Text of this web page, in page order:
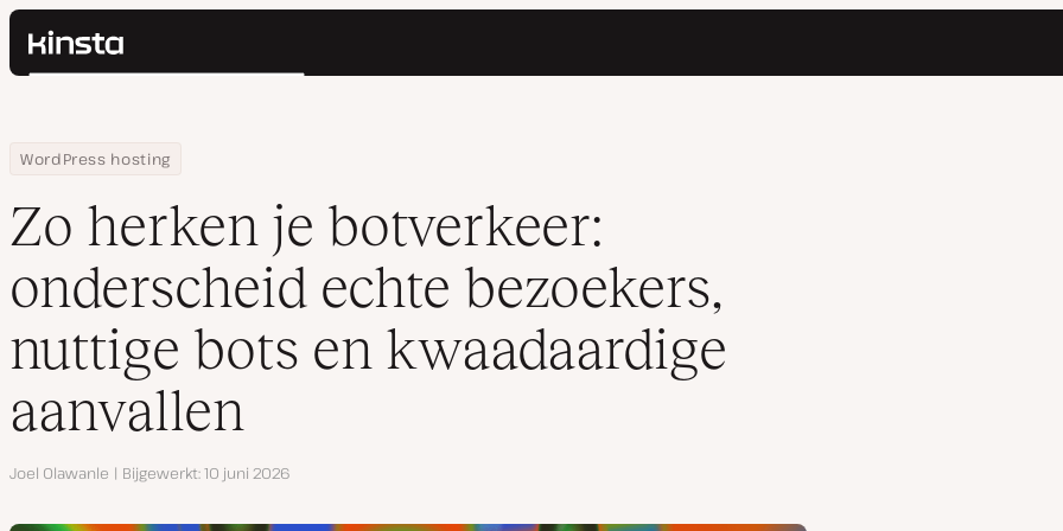
Kinsta®
Prijzen
Contact
Zoeken
Home
Hulpbronnen
Blog
WordPress hosting
Zo herken je botverkeer: onderscheid echte bezoekers, nuttige bots en kwaadaardige aanvallen
Zo herken je botverkeer:
onderscheid echte bezoekers,
nuttige bots en kwaadaardige
aanvallen
Auteur
Joel Olawanle Bijgewerkt 10 juni 2026